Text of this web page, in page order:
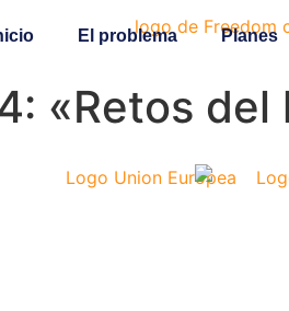
El problema Planes
«Retos